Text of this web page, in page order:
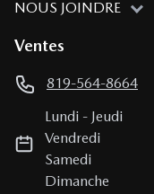
NOUS JOINDRE
Ventes
819-564-8664
Lundi - Jeudi
Vendredi
Samedi
Dimanche